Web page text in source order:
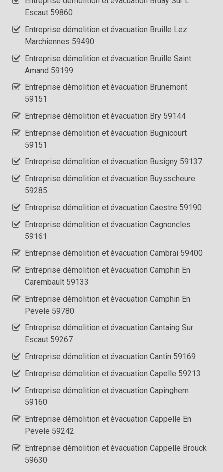
Escaut 59860
Entreprise démolition et évacuation Bruille Lez
Marchiennes 59490
Entreprise démolition et évacuation Bruille Saint
Amand 59199
Entreprise démolition et évacuation Brunemont
59151
Entreprise démolition et évacuation Bry 59144
Entreprise démolition et évacuation Bugnicourt
59151
Entreprise démolition et évacuation Busigny 59137
Entreprise démolition et évacuation Buysscheure
59285
Entreprise démolition et évacuation Caestre 59190
Entreprise démolition et évacuation Cagnoncles
59161
Entreprise démolition et évacuation Cambrai 59400
Entreprise démolition et évacuation Camphin En
Carembault 59133
Entreprise démolition et évacuation Camphin En
Pevele 59780
Entreprise démolition et évacuation Cantaing Sur
Escaut 59267
Entreprise démolition et évacuation Cantin 59169
Entreprise démolition et évacuation Capelle 59213
Entreprise démolition et évacuation Capinghem
59160
Entreprise démolition et évacuation Cappelle En
Pevele 59242
Entreprise démolition et évacuation Cappelle Brouck
59630